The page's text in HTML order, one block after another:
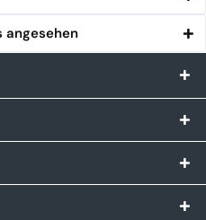
angesehen